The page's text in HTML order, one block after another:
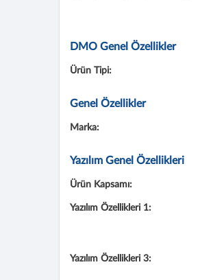
DMO Genel Özellikler
Ürün Tipi:
Genel Özellikler
Marka:
Yazılım Genel Özellikleri
Ürün Kapsamı:
Yazılım Özellikleri 1:
Yazılım Özellikleri 3: